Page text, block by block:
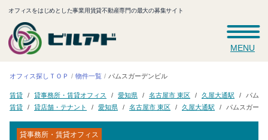
オフィスをはじめとした事業用賃貸不動産専門の最大の募集サイト
MENU
オフィス探しＴＯＰ 物件一覧 パムスガーデンビル
賃貸 貸事務所・賃貸オフィス 愛知県 名古屋市 東区 久屋大通駅 パムス
賃貸 貸店舗・テナント 愛知県 名古屋市 東区 久屋大通駅 パムスガーデ
貸事務所・賃貸オフィス